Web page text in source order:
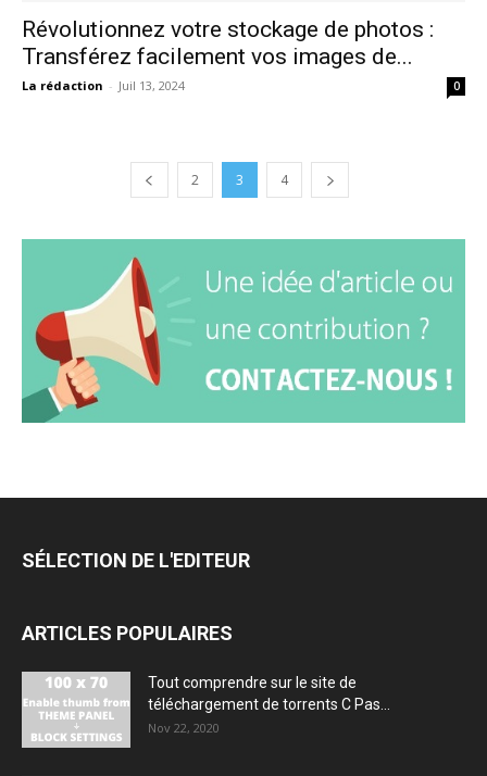
Révolutionnez votre stockage de photos :
Transférez facilement vos images de...
La rédaction - Juil 13, 2024 0
2 3 4
SÉLECTION DE L'EDITEUR
ARTICLES POPULAIRES
Tout comprendre sur le site de
téléchargement de torrents C Pas...
Nov 22, 2020